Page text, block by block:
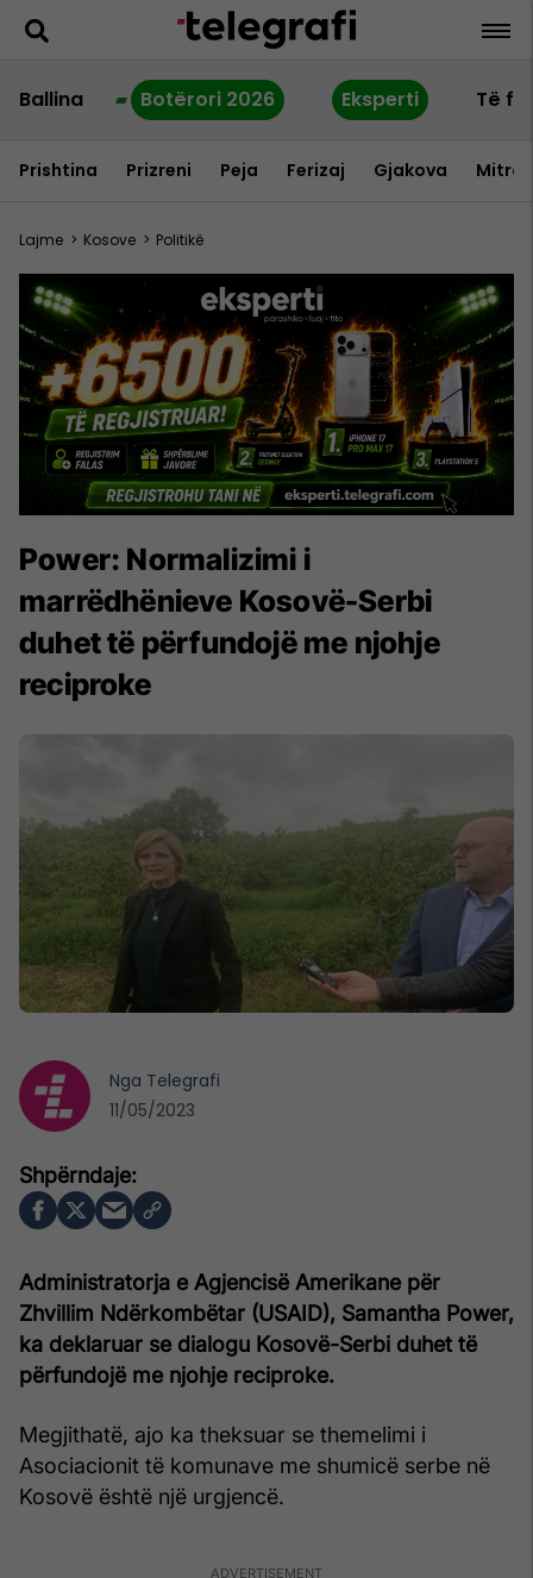
Ballina Botërori 2026 Eksperti Të
Prishtina Prizreni Peja Ferizaj Gjakova
Lajme > Kosove > Politikë
​Power: Normalizimi i
marrëdhënieve Kosovë-Serbi
duhet të përfundojë me njohje
reciproke
Administratorja e Agjencisë Amerikane për
Zhvillim Ndërkombëtar (USAID), Samantha Power,
ka deklaruar se dialogu Kosovë-Serbi duhet të
përfundojë me njohje reciproke.
Megjithatë, ajo ka theksuar se themelimi i
Asociacionit të komunave me shumicë serbe në
Kosovë është një urgjencë.
Nga Telegrafi
11/05/2023